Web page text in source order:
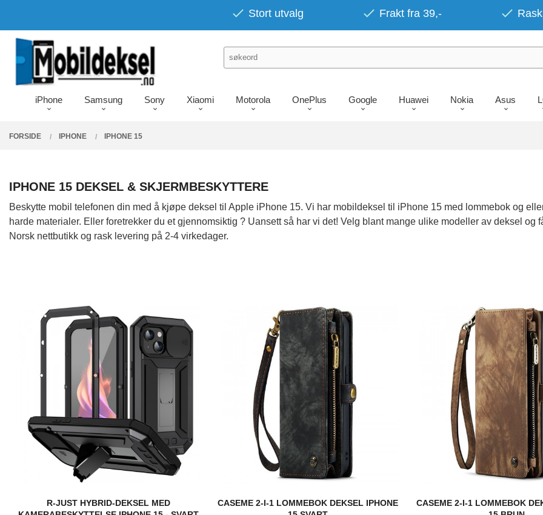
innholdet
Stort utvalg Frakt fra 39,-
iPhone Samsung Sony Xiaomi Motorola OnePlus Google Huawei Nokia Asus
FORSIDE IPHONE IPHONE 15
IPHONE 15 DEKSEL & SKJERMBESKYTTERE
Beskytte mobil telefonen din med å kjøpe deksel til Apple iPhone 15. Vi har mobildeksel til iPhone 15 med lommebok og
harde materialer. Eller foretrekker du et gjennomsiktig ? Uansett så har vi det! Velg blant mange ulike modeller av deksel
Norsk nettbutikk og rask levering på 2-4 virkedager.
R-JUST HYBRID-DEKSEL MED
CASEME 2-I-1 LOMMEBOK DEKSEL IPHONE
CASEME 2-I-1 LOMMEBOK